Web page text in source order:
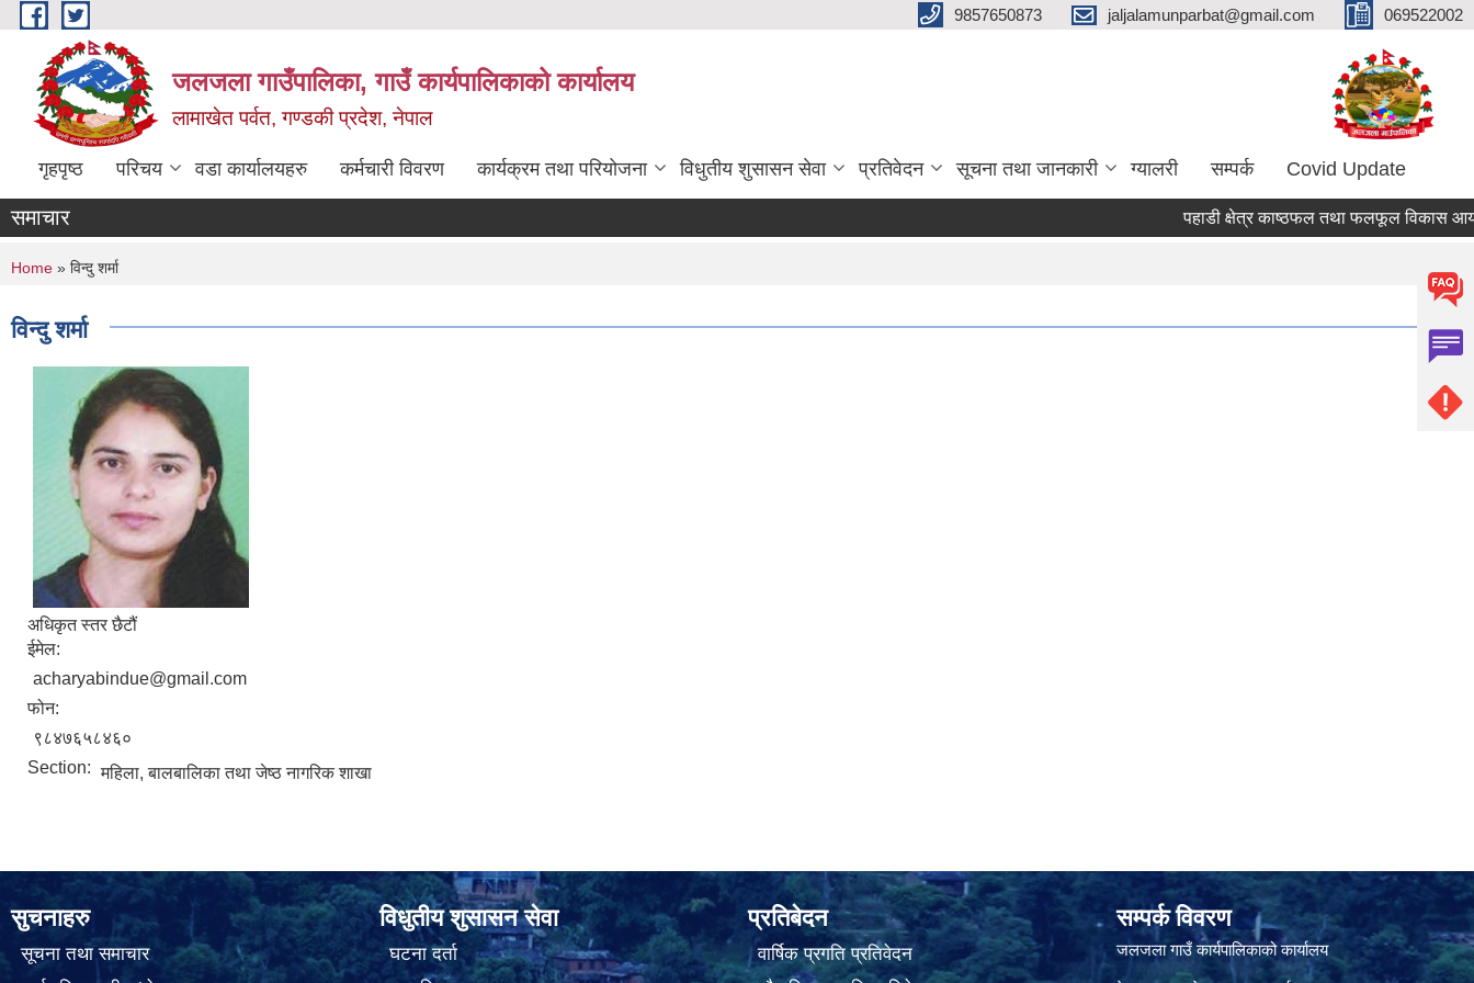
Skip to main content 9857650873 jaljalamunparbat@gmail.com 069522002
जलजला गाउँपालिका, गाउँ कार्यपालिकाको कार्यालय
लामाखेत पर्वत, गण्डकी प्रदेश, नेपाल
गृहपृष्ठ परिचय वडा कार्यालयहरु कर्मचारी विवरण कार्यक्रम तथा परियोजना विधुतीय शुसासन सेवा प्रतिवेदन सूचना तथा जानकारी ग्यालरी सम्पर्क Covid Update
समाचार पहाडी क्षेत्र काष्ठफल तथा फलफूल विकास
You are here
Home » विन्दु शर्मा
विन्दु शर्मा
अधिकृत स्तर छैटौं
ईमेल:
acharyabindue@gmail.com
फोन:
९८४७६५८४६०
Section: महिला, बालबालिका तथा जेष्ठ नागरिक शाखा
सुचनाहरु
सूचना तथा समाचार
विधुतीय शुसासन सेवा
घटना दर्ता
प्रतिबेदन
वार्षिक प्रगति प्रतिवेदन
सम्पर्क विवरण
जलजला गाउँ कार्यपालिकाको कार्यालय